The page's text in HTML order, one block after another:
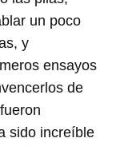
un poco
y
ensayos
de
sido increíble